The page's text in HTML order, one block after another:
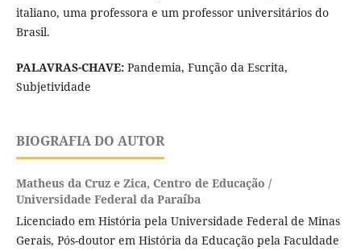
italiano, uma professora e um professor universitários do
Brasil.
PALAVRAS-CHAVE:Pandemia, Função da Escrita,
Subjetividade
BIOGRAFIA DO AUTOR
Matheus da Cruz e Zica, Centro de Educação /
Universidade Federal da Paraíba
Licenciado em História pela Universidade Federal de Minas
Gerais, Pós-doutor em História da Educação pela Faculdade